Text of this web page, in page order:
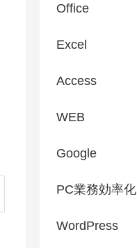
Office
Excel
Access
WEB
Google
PC業務効率化
WordPress